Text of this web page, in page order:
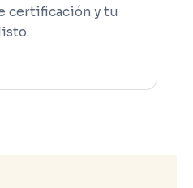
certificación y tu